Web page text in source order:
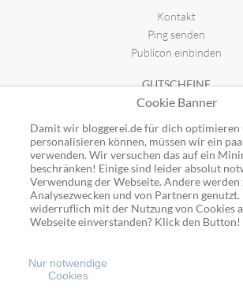
Kontakt
Ping senden
Publicon einbinden
GUTSCHEINE
Top-Gutscheine
Alle Shops
Ping: http://rpc.bloggerei.de/ping/ (*nur für
Blogverzeichnis Bloggerei.de © 2006 -
Cookie Banner
Damit wir bloggerei.de für dich optimieren
personalisieren können, müssen wir ein
verwenden. Wir versuchen das auf ein
beschränken! Einige sind leider absolut
Verwendung der Webseite. Andere werden
Analysezwecken und von Partnern
widerruflich mit der Nutzung von Cookies
Webseite einverstanden? Klick den Button!
Nur notwendige
Cookies